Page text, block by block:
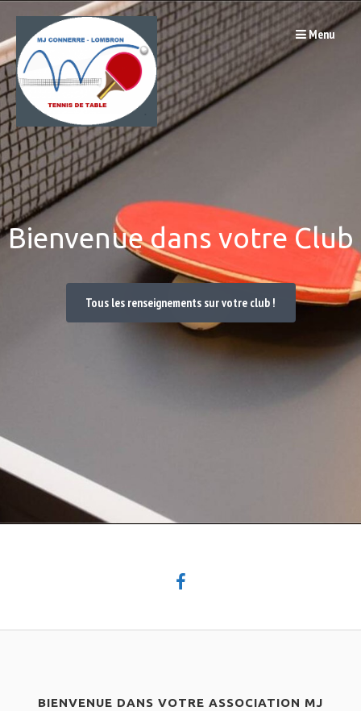
Passer
au
contenu
Menu
Bienvenue dans votre Club
Tous les renseignements sur votre club !
BIENVENUE DANS VOTRE ASSOCIATION MJ